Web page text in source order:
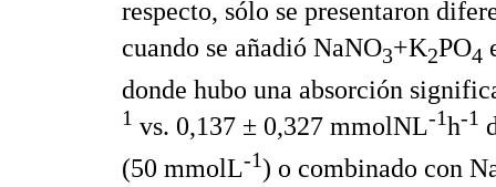
respecto, sólo se presentaron
cuando se añadió NaNO3+K2PO4
donde hubo una absorción
1 vs. 0,137 ± 0,327 mmolNL-1h-1
(50 mmolL-1) o combinado con